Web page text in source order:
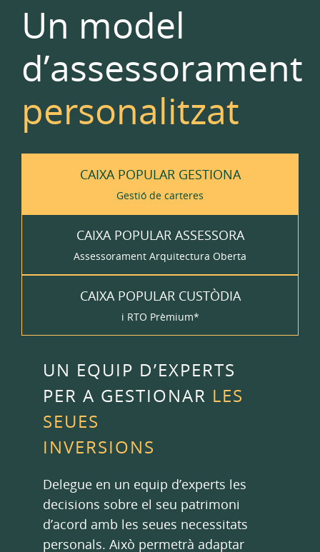
Un model
d’assessorament
personalitzat
CAIXA POPULAR GESTIONA
Gestió de carteres
CAIXA POPULAR ASSESSORA
Assessorament Arquitectura Oberta
CAIXA POPULAR CUSTÒDIA
i RTO Prèmium*
UN EQUIP D’EXPERTS
PER A GESTIONAR LES
SEUES
INVERSIONS
Delegue en un equip d’experts les
decisions sobre el seu patrimoni
d’acord amb les seues necessitats
personals. Això permetrà adaptar